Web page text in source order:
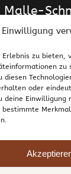
Einwilligung
zu bieten,
zu
diesen
oder
deine
Malle-
Ing. Dr. Helge
Ing. Dr. Bettina
am
E
Cookie-